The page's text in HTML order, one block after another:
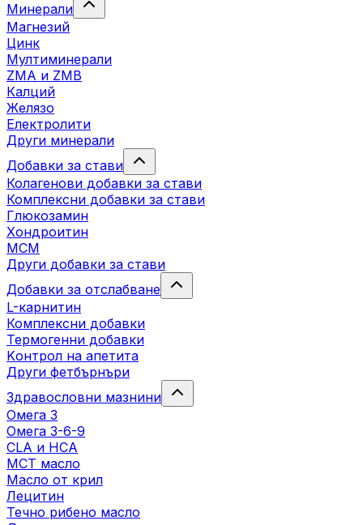
Минерали
Магнезий
Цинк
Мултиминерали
ZMA и ZMB
Калций
Желязо
Електролити
Други минерали
Добавки за стави
Колагенови добавки за стави
Комплексни добавки за стави
Глюкозамин
Хондроитин
МСМ
Други добавки за стави
Добавки за отслабване
L-карнитин
Комплексни добавки
Термогенни добавки
Kонтрол на апетита
Други фетбърнъри
Здравословни мазнини
Омега 3
Омега 3-6-9
CLA и HCA
МСТ масло
Масло от крил
Лецитин
Течно рибено масло